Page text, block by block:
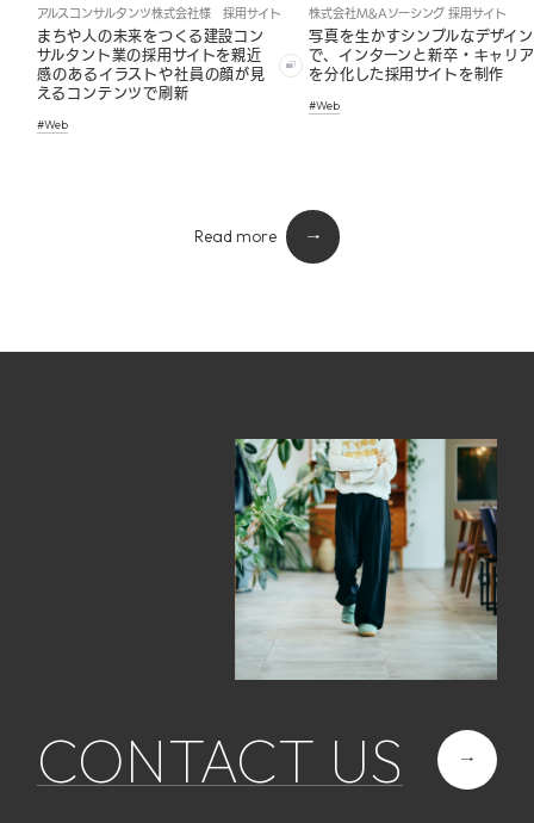
アルスコンサルタンツ株式会社様 採用サイト
まちや人の未来をつくる建設コン
サルタント業の採用サイトを親近
感のあるイラストや社員の顔が見
えるコンテンツで刷新
#Web
株式会社M&Aソーシング 採用サイト
写真を生かすシンプルなデザイン
で、インターンと新卒・キャリア
を分化した採用サイトを制作
#Web
Read more
CONTACT US
ABOUT SERVICE